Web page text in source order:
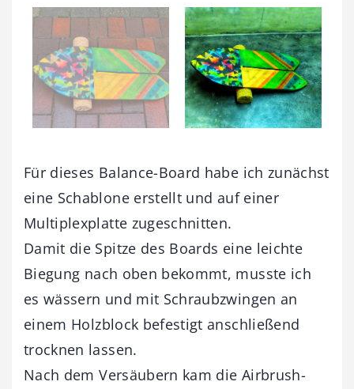
Für dieses Balance-Board habe ich zunächst
eine Schablone erstellt und auf einer
Multiplexplatte zugeschnitten.
Damit die Spitze des Boards eine leichte
Biegung nach oben bekommt, musste ich
es wässern und mit Schraubzwingen an
einem Holzblock befestigt anschließend
trocknen lassen.
Nach dem Versäubern kam die Airbrush-